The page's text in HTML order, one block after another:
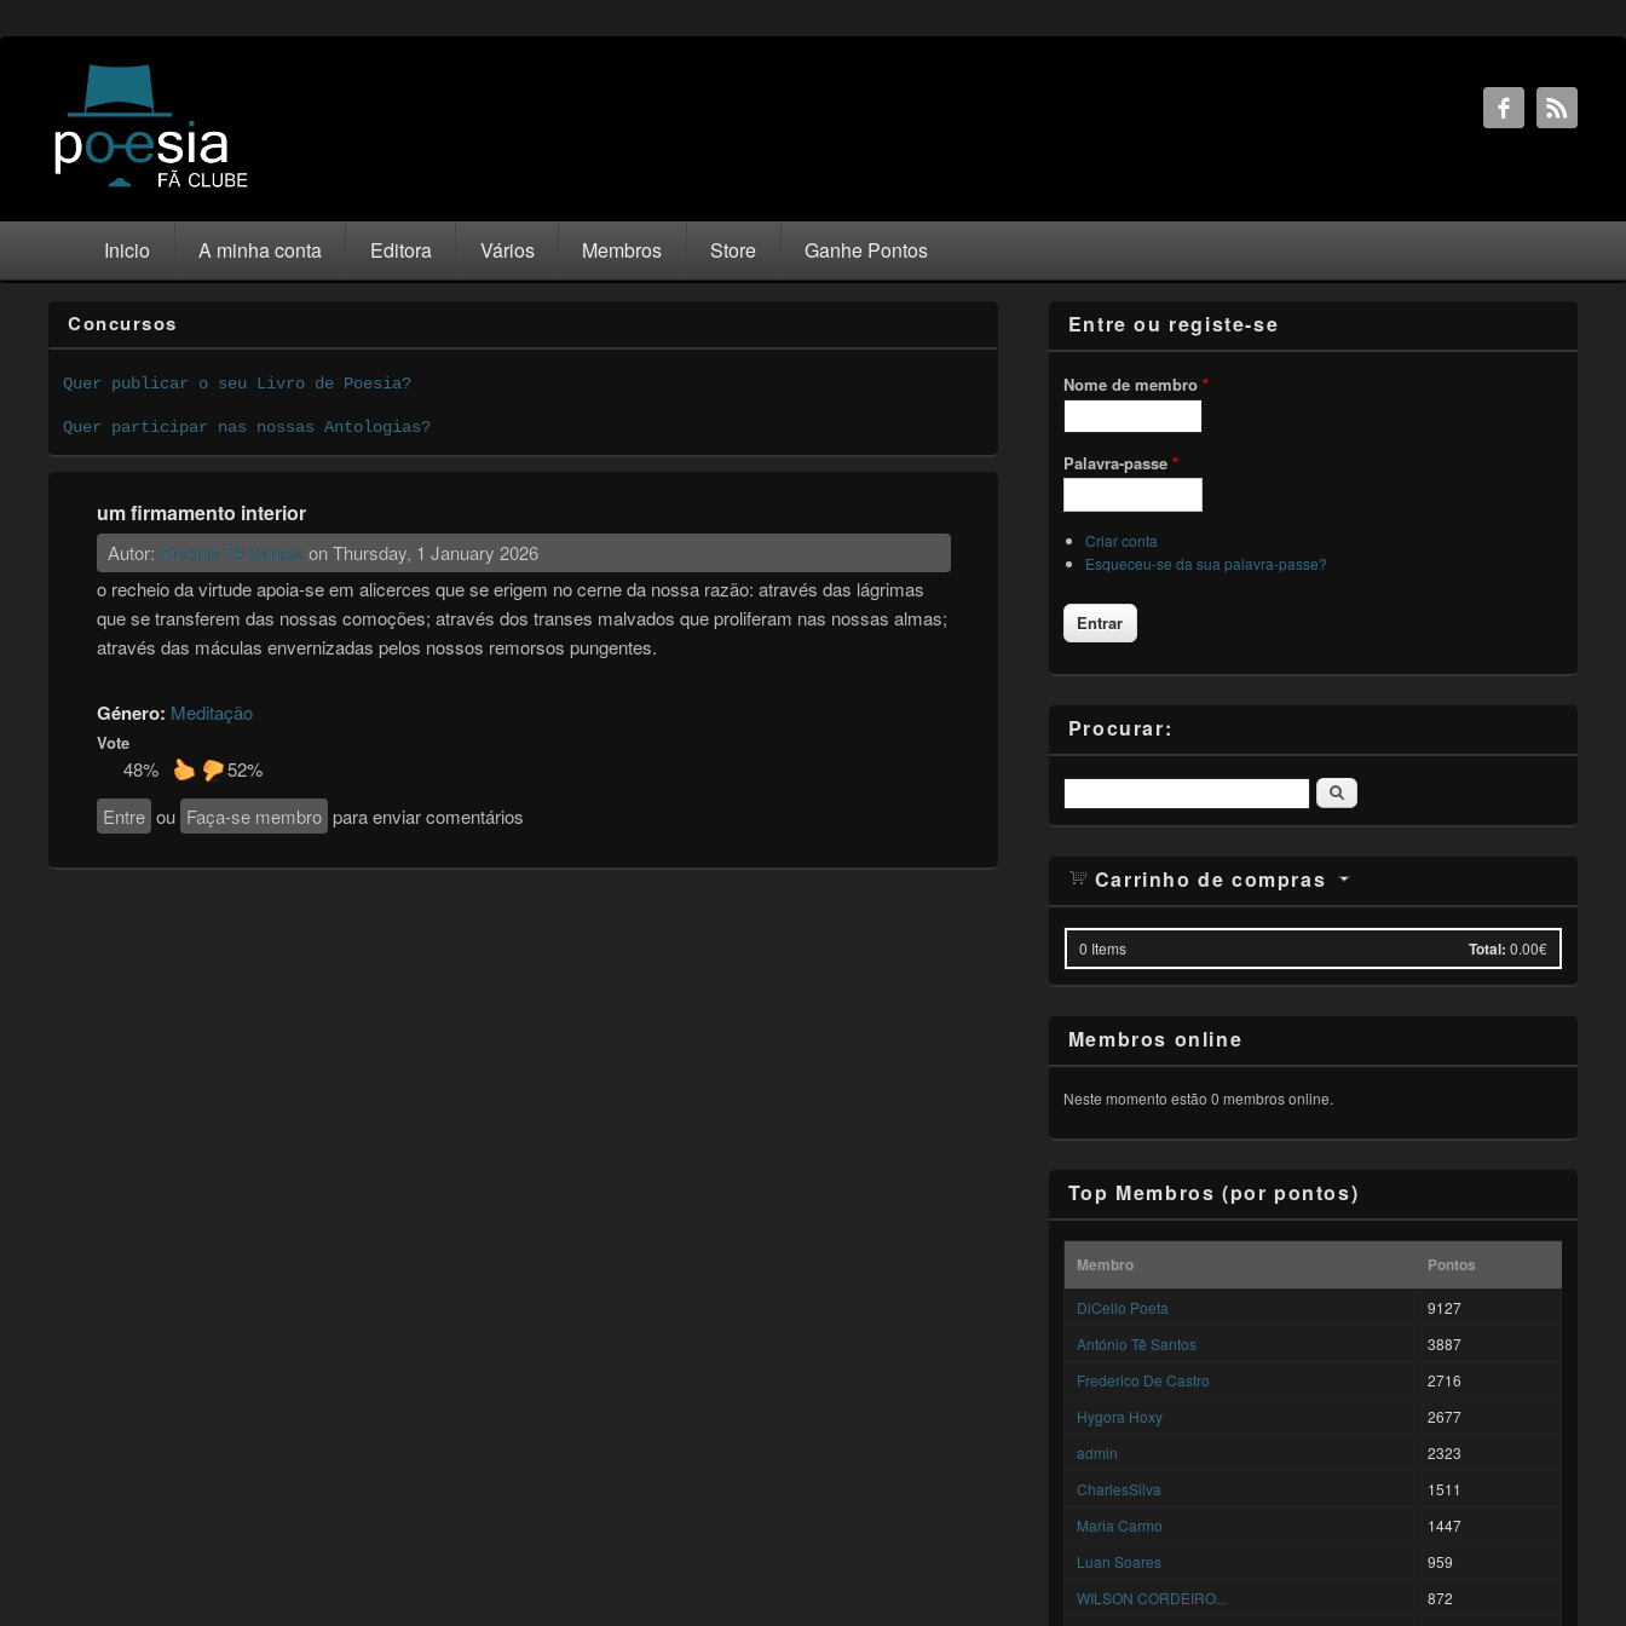
Inicio A minha conta Editora Vários Membros Store Ganhe Pontos
Concursos
Quer publicar o seu Livro de Poesia?
Quer participar nas nossas Antologias?
um firmamento interior
Autor: António Tê Santos on Thursday, 1 January 2026
o recheio da virtude apoia-se em alicerces que se erigem no cerne da nossa razão: através das lágrimas
que se transferem das nossas comoções; através dos transes malvados que proliferam nas nossas almas;
através das máculas envernizadas pelos nossos remorsos pungentes.
Género: Meditação
Vote
48%
52%
Entre ou Faça-se membro para enviar comentários
Entre ou registe-se
Nome de membro *
Palavra-passe *
Criar conta
Esqueceu-se da sua palavra-passe?
Procurar:
Pesquisar
Carrinho de compras
0 Items Total: 0.00€
Membros online
Neste momento estão 0 membros online.
Top Membros (por pontos)
Membro Pontos
DiCello Poeta
9127
António Tê Santos
3887
Frederico De Castro
2716
Hygora Hoxy
2677
admin
2323
CharlesSilva
1511
Maria Carmo
1447
Luan Soares
959
WILSON CORDEIRO...
872